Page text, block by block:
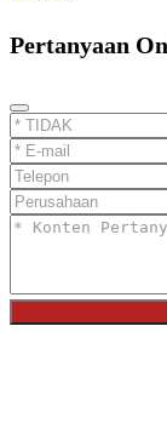
Pertanyaan